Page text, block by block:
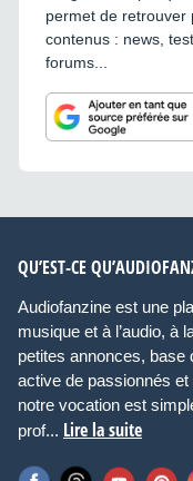
permet de retrouver
contenus : news,
forums...
QU’EST-CE
Audiofanzine est une
musique et à l’audio, à
petites annonces,
active de passionnés
notre vocation est
prof... Lire la suite